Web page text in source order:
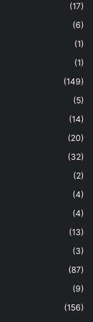
(17)
(6)
(1)
(1)
(149)
(5)
(14)
(20)
(32)
(2)
(4)
(4)
(13)
(3)
(87)
(9)
(156)